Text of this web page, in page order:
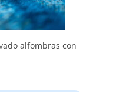
alfombras con